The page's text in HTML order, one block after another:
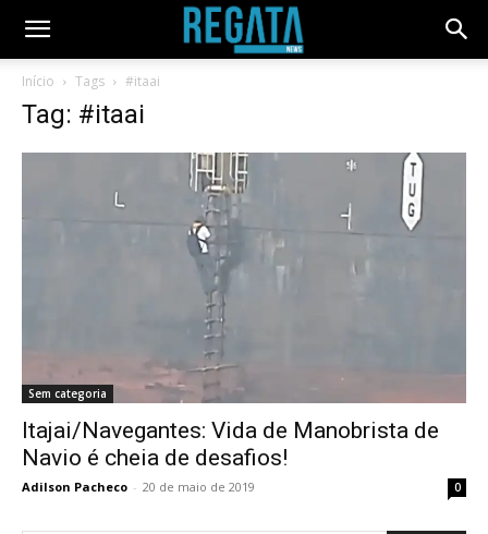
Início Tags #itaai
Tag: #itaai
Sem categoria
Itajai/Navegantes: Vida de Manobrista de
Navio é cheia de desafios!
Adilson Pacheco - 20 de maio de 2019 0